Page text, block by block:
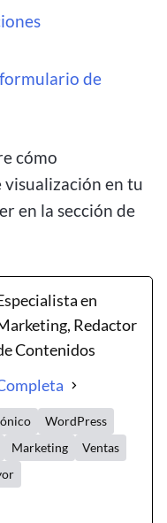
de
cómo
en tu
en la sección de
en
Redactor
Contenidos
WordPress
Marketing
Ventas